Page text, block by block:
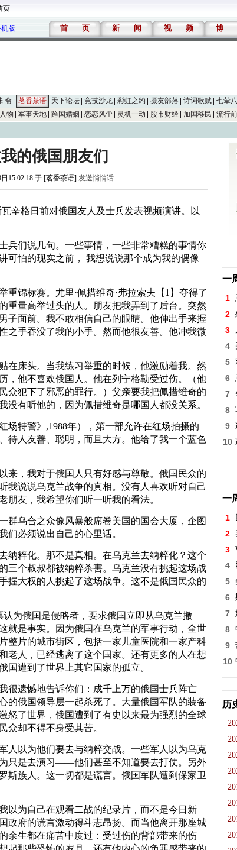
页
版 首 页 新 闻 视 频 博
斋 茗香茶语 天下论坛 竞技沙龙 彩虹之约 摄友部落 诗词歌赋 七荤
物
军事天地 跨国婚姻 恋恋风尘 灵机一动 股市财经 加国移民 流行
的俄国朋友们
15:02:18 于 [茗香茶语] 发送悄悄话
辛格日前对俄国友人及士兵发表视频演讲。以
兵们说几句。一些事情，一些非常糟糕的事情你
可怕的现实之前， 我想说说那个成为我的偶像
重锦标赛。尤里·佩措维奇·弗拉索夫【1】夺得了
重量高举过头的人。朋友把我弄到了后台。突然
子面前。我不敢相信自己的眼睛。他伸出手来握
之手吞没了我的小手。然而他很友善。他冲我微
在床头。当我练习举重的时候，他激励着我。然
，他不喜欢俄国人。他在列宁格勒受过伤。（他
众犯下了邪恶的罪行。）父亲要我把佩措维奇的
有听他的，因为佩措维奇是哪国人都没关系。
场特警》,1988年），第一部允许在红场拍摄的
待人友善、聪明，而且大方。他给了我一个蓝色
来，我对于俄国人只有好感与尊敬。俄国民众的
我说说乌克兰战争的真相。没有人喜欢听对自己
朋友，我希望你们听一听我的看法。
群乌合之众像风暴般席卷美国的国会大厦，企图
们必须说出自己的心里话。
纳粹化。那不是真相。在乌克兰去纳粹化？这个
三个叔叔都被纳粹杀害。乌克兰没有挑起这场战
握大权的人挑起了这场战争。这不是俄国民众的
为俄国是侵略者，要求俄国立即从乌克兰撤
就是事实。因为俄国在乌克兰的军事行动，全世
整片的城市街区，包括一家儿童医院和一家产科
老人，已经逃离了这个国家。还有更多的人在想
国遭到了世界上其它国家的孤立。
很遗憾地告诉你们：成千上万的俄国士兵阵亡
的俄国领导层一起杀死了。大量俄国军队的装备
怒了世界，俄国遭到了有史以来最为强烈的全球
众却不得不身受其苦。
人以为他们要去与纳粹交战。一些军人以为乌克
只是去演习——他们甚至不知道要去打仗。另外
斯族人。这一切都是谎言。俄国军队遭到保家卫
以为自己在观看二战的纪录片，而不是今日新
政府的谎言激动得斗志昂扬。而当他离开那座城
余生都在痛苦中度过：受过伤的背部带来的伤
一
1
2
3
4
5
6
7
8
9
10
一
1
2
3
4
5
6
7
8
9
10
历